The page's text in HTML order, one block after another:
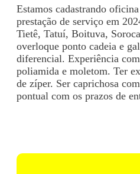
Estamos cadastrando
prestação de serviço em
Tietê, Tatuí, Boituva,
overloque ponto cadeia e
diferencial. Experiência
poliamida e moletom. Ter
de zíper. Ser caprichosa
pontual com os prazos de